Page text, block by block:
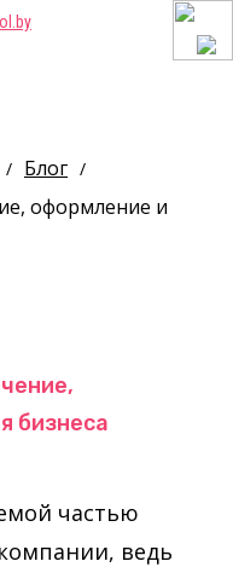
/ Блог /
оформление и
бизнеса
частью
ведь